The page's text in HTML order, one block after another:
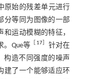
原始的残差单元进行
分等同为图像的一部
运动模糊的特征，
。Que等 ［ 17］ 针对在
构造不同强度的噪声
建了一个能够适应环